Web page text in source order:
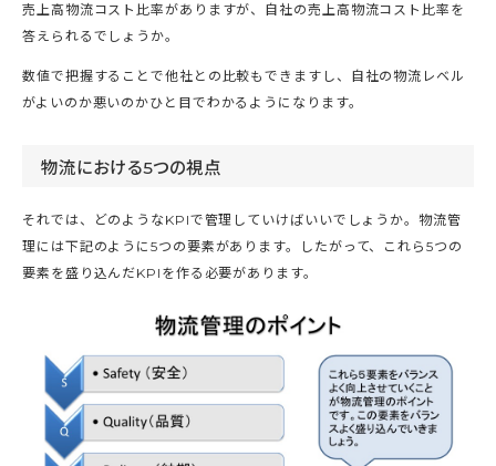
売上高物流コスト比率がありますが、自社の売上高物流コスト比率を
答えられるでしょうか。
数値で把握することで他社との比較もできますし、自社の物流レベル
がよいのか悪いのかひと目でわかるようになります。
物流における5つの視点
それでは、どのようなKPIで管理していけばいいでしょうか。物流管
理には下記のように5つの要素があります。したがって、これら5つの
要素を盛り込んだKPIを作る必要があります。